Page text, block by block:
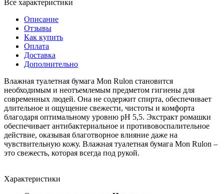
Все характеристики
Описание
Отзывы
Как купить
Оплата
Доставка
Дополнительно
Влажная туалетная бумага Mon Rulon становится
необходимым и неотъемлемым предметом гигиены для
современных людей. Она не содержит спирта, обеспечивает
длительное и ощущение свежести, чистоты и комфорта
благодаря оптимальному уровню pH 5,5. Экстракт ромашки
обеспечивает антибактериальное и противовоспалительное
действие, оказывая благотворное влияние даже на
чувствительную кожу. Влажная туалетная бумага Mon Rulon –
это свежесть, которая всегда под рукой.
Характеристики